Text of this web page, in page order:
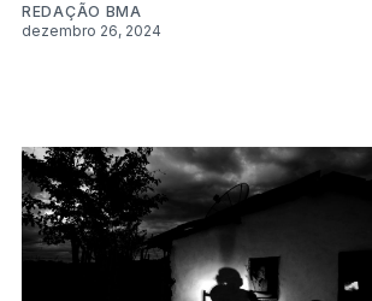
REDAÇÃO BMA
dezembro 26, 2024